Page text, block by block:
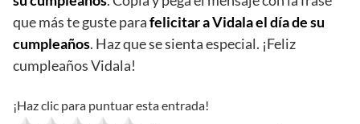
que más te guste parafelicitar a Vidala el día de su
cumpleaños. Haz que se sienta especial. ¡Feliz
cumpleaños Vidala!
¡Haz clic para puntuar esta entrada!